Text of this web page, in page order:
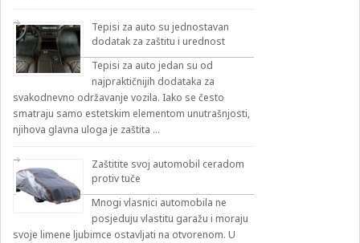
Tepisi za auto su jednostavan
dodatak za zaštitu i urednost
Tepisi za auto jedan su od
najpraktičnijih dodataka za
svakodnevno održavanje vozila. Iako se često
smatraju samo estetskim elementom unutrašnjosti,
njihova glavna uloga je zaštita …
Zaštitite svoj automobil ceradom
protiv tuče
Mnogi vlasnici automobila ne
posjeduju vlastitu garažu i moraju
svoje limene ljubimce ostavljati na otvorenom. U